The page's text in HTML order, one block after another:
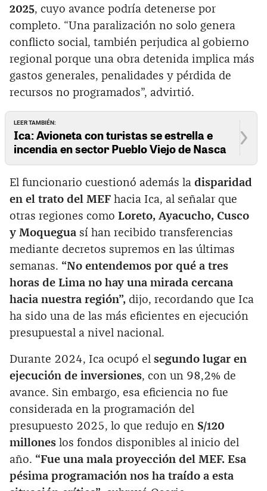
2025, cuyo avance podría detenerse por
completo. “Una paralización no solo genera
conflicto social, también perjudica al gobierno
regional porque una obra detenida implica más
gastos generales, penalidades y pérdida de
recursos no programados”, advirtió.
LEER TAMBIÉN:
Ica: Avioneta con turistas se estrella e
incendia en sector Pueblo Viejo de Nasca
El funcionario cuestionó además la disparidad
en el trato del MEF hacia Ica, al señalar que
otras regiones como Loreto, Ayacucho, Cusco
y Moquegua sí han recibido transferencias
mediante decretos supremos en las últimas
semanas. “No entendemos por qué a tres
horas de Lima no hay una mirada cercana
hacia nuestra región”, dijo, recordando que Ica
ha sido una de las más eficientes en ejecución
presupuestal a nivel nacional.
Durante 2024, Ica ocupó el segundo lugar en
ejecución de inversiones, con un 98,2% de
avance. Sin embargo, esa eficiencia no fue
considerada en la programación del
presupuesto 2025, lo que redujo en S/120
millones los fondos disponibles al inicio del
año. “Fue una mala proyección del MEF. Esa
pésima programación nos ha traído a esta